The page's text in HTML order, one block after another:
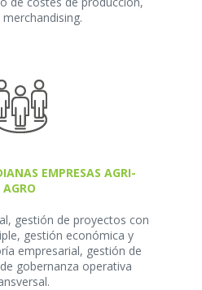
EMPRESAS AGRI-
AGRO
gestión de proyectos con
gestión económica y
empresarial, gestión de
gobernanza operativa